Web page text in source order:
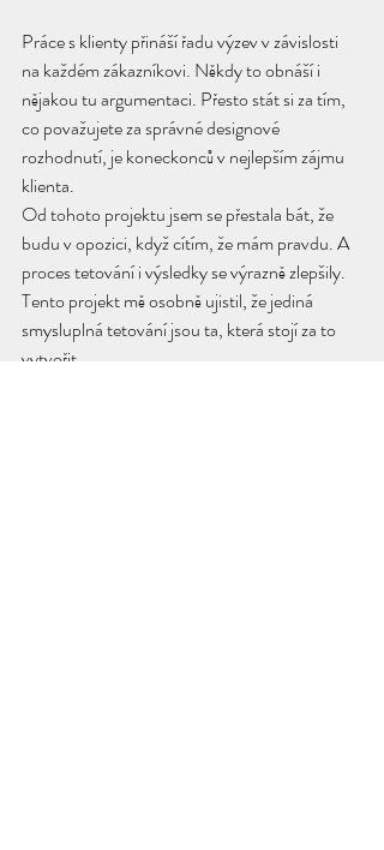
Práce s klienty přináší řadu výzev v závislosti
na každém zákazníkovi. Někdy to obnáší i
nějakou tu argumentaci. Přesto stát si za tím,
co považujete za správné designové
rozhodnutí, je koneckonců v nejlepším zájmu
klienta.
Od tohoto projektu jsem se přestala bát, že
budu v opozici, když cítím, že mám pravdu. A
proces tetování i výsledky se výrazně zlepšily.
Tento projekt mě osobně ujistil, že jediná
smysluplná tetování jsou ta, která stojí za to
vytvořit.